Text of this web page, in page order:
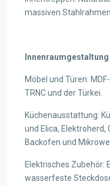
massiven Stahlrahmen.
Möbel und Türen:
TRNC und der Türkei.
Küchenausstattung:
und Elica, Elektroherd,
Backofen und
Elektrisches Zubehör:
wasserfeste